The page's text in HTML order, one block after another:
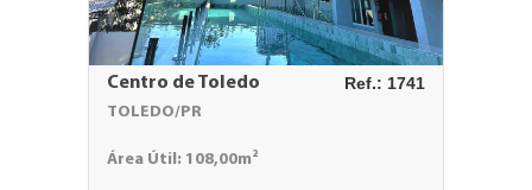
Centro de Toledo Ref.: 1741
TOLEDO/PR
Área Útil: 108,00m²